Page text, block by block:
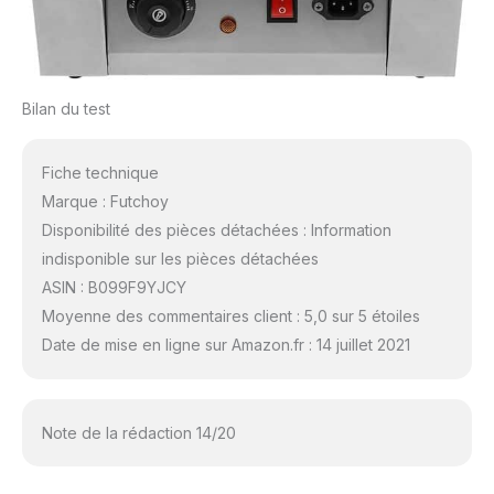
Bilan du test
Fiche technique
Marque : Futchoy
Disponibilité des pièces détachées : Information
indisponible sur les pièces détachées
ASIN : B099F9YJCY
Moyenne des commentaires client : 5,0 sur 5 étoiles
Date de mise en ligne sur Amazon.fr : 14 juillet 2021
Note de la rédaction 14/20